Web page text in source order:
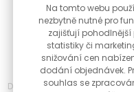
Sklíčko - safírové -
Vodotěsnost 5 ATM
Datum
Velikost - ∅ 36 x 11
Diskrétní a význačný design:
Na tomto webu
nezbytně nutné pro
zajišťují
statistiky či
snižování cen
dodání objednávek.
souhlas se